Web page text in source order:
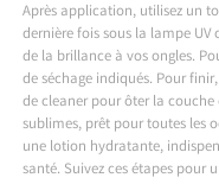
Après application, utilisez un
dernière fois sous la lampe UV
de la brillance à vos ongles.
de séchage indiqués. Pour
de cleaner pour ôter la
sublimes, prêt pour toutes les
une lotion hydratante,
santé. Suivez ces étapes pour